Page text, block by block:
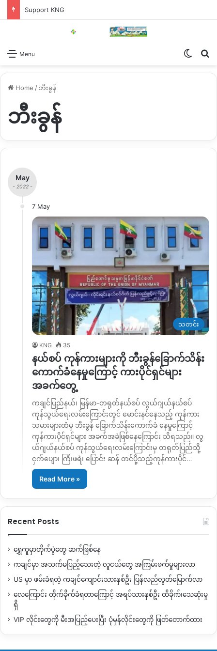
Support KNG
Menu
Home / ဘီးခွန်
ဘီးခွန်
May
- 2022 -
7 May
သတင်း
KNG 35
နယ်စပ် ကုန်ကားများကို ဘီးခွန်ခြောက်သိန်း
ကောက်ခံနေမှုကြောင့် ကားပိုင်ရှင်များ
အခက်တွေ့
ကချင်ပြည်နယ်၊ မြန်မာ-တရုတ်နယ်စပ် လွယ်ဂျယ်နယ်စပ်
ကုန်သွယ်ရေးလမ်းကြောင်းတွင် မောင်းနင်နေသည့် ကုန်ကား
သမားများထံမှ ဘီးခွန် ခြောက်သိန်းကောက်ခံ နေမှုကြောင့်
ကုန်ကားပိုင်ရှင်များ အခက်အခဲဖြစ်နေကြောင်း သိရသည်။ လွ
ယ်ဂျယ်နယ်စပ် ကုန်သွယ်ရေးလမ်းကြောင်းမှ တရုတ်ပြည်သို့
ငှက်ပျော၊ ကြံ၊ဖရဲ၊ ပြောင်း ဆန် တင်ပို့သည့်ကုန်ကားပိုင်…
Read More »
Recent Posts
ရွှေကူမှာတိုက်ပွဲတွေ ဆက်ဖြစ်နေ
ကချင်မှာ အသက်မပြည့်သေးတဲ့ လူငယ်တွေ အကြမ်းဖက်မှုများလာ
US မှာ ဖမ်းခံရတဲ့ ကချင်ကျောင်းသားနှစ်ဦး ပြန်လည်လွတ်မြောက်လာ
လေကြောင်း တိုက်ခိုက်ခံရတာကြောင့် အရပ်သားနှစ်ဦး ထိခိုက်၊သေဆုံးမှု
ရှိ
VIP လိုင်းတွေကို မီးအပြည့်ပေးပြီး ပုံမှန်လိုင်းတွေကို ဖြတ်တောက်ထား